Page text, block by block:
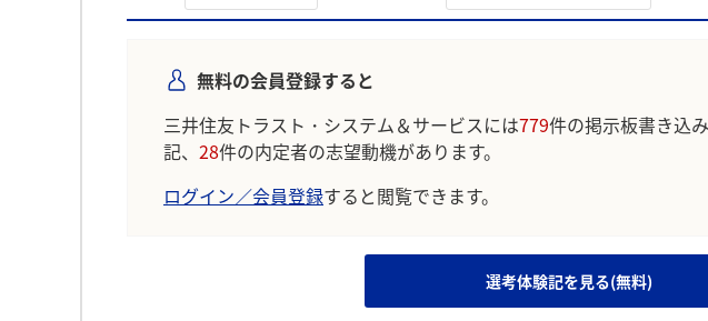
無料の会員登録すると
三井住友トラスト・システム＆サービスには779件の掲示板書き込
記、 28件の内定者の志望動機があります。
ログイン／会員登録すると閲覧できます。
選考体験記を見る(無料)